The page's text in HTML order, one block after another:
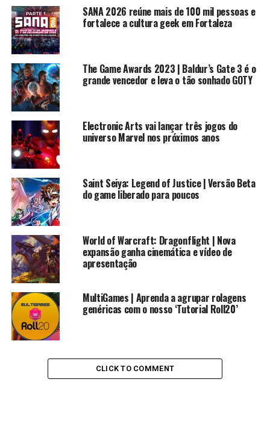
Antepenúltimo filho de Krypton (segundo o último senso), 1º
Dan em Jedi Mind Tricks e almoxarife dos “Arquivos X” nas
RELATED TOPICS:
NEWS
SHADOWLANDS VÍDEOS
WORLD OF WARCRAFT
WOW
UP NEXT
Shadowlands: Pós-Vidas – Maldraxxus | Segundo vídeo
da série apresenta Draka
DON'T MISS
World of Warcraft: Shadowlands | Data de lançamento
revelada
SANA 2026 reúne mais de 100 mil pessoas e
fortalece a cultura geek em Fortaleza
The Game Awards 2023 | Baldur’s Gate 3 é o
grande vencedor e leva o tão sonhado GOTY
Electronic Arts vai lançar três jogos do
universo Marvel nos próximos anos
Saint Seiya: Legend of Justice | Versão Beta
do game liberado para poucos
World of Warcraft: Dragonflight | Nova
expansão ganha cinemática e vídeo de
apresentação
MultiGames | Aprenda a agrupar rolagens
genéricas com o nosso ‘Tutorial Roll20’
CLICK TO COMMENT